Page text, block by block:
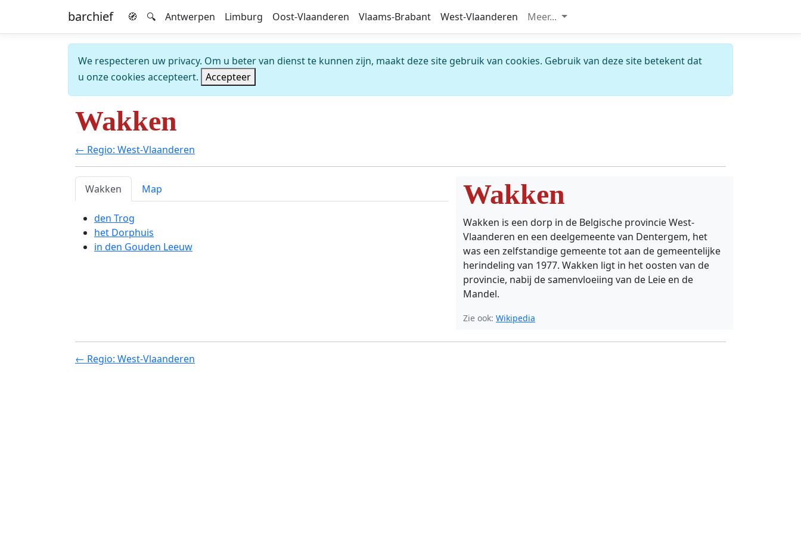
barchief 🧭 🔍 Antwerpen Limburg Oost-Vlaanderen Vlaams-Brabant West-Vlaanderen Meer...
We respecteren uw privacy. Om u beter van dienst te kunnen zijn, maakt deze site gebruik van cookies. Gebruik van deze site betekent dat
u onze cookies accepteert. Accepteer
Wakken
← Regio: West-Vlaanderen
Wakken Map
den Trog
het Dorphuis
in den Gouden Leeuw
Wakken
Wakken is een dorp in de Belgische provincie West-
Vlaanderen en een deelgemeente van Dentergem, het
was een zelfstandige gemeente tot aan de gemeentelijke
herindeling van 1977. Wakken ligt in het oosten van de
provincie, nabij de samenvloeiing van de Leie en de
Mandel.
Zie ook: Wikipedia
← Regio: West-Vlaanderen